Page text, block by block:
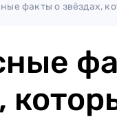
факты о звёздах,